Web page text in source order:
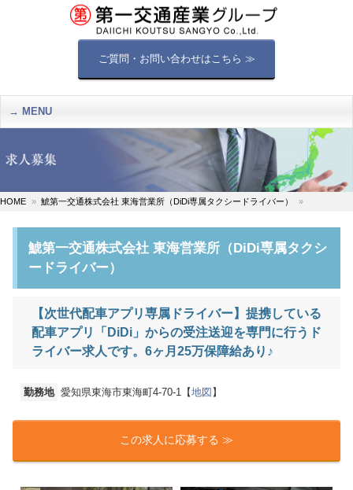
ご質問・お問い合わせはこちら ≫
MENU
HOME 鯱第一交通株式会社 東海営業所（DiDi専属タクシードライバー）
鯱第一交通株式会社 東海営業所（DiDi専属タクシ
ードライバー）
【次世代配車アプリ専属ドライバー】提携している
配車アプリ「DiDi」からの受注送迎を専門に行うド
ライバー求人です。6ヶ月25万保障給あり♪
勤務地 愛知県東海市東海町4-70-1【地図】
この求人に応募する ≫